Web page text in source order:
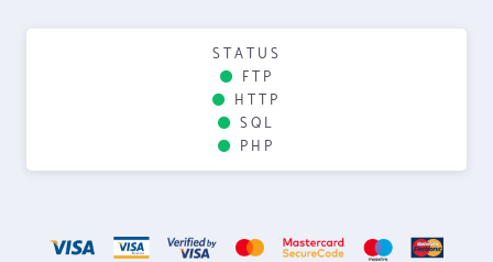
STATUS
FTP
HTTP
SQL
PHP